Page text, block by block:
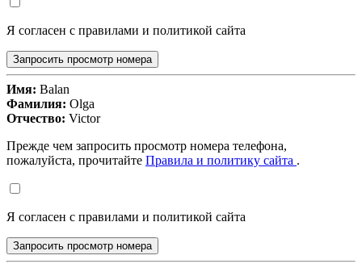
Я согласен с правилами и политикой сайта
Запросить просмотр номера
Имя: Balan
Фамилия: Olga
Отчество: Victor
Прежде чем запросить просмотр номера телефона,
пожалуйста, прочитайте Правила и политику сайта .
Я согласен с правилами и политикой сайта
Запросить просмотр номера